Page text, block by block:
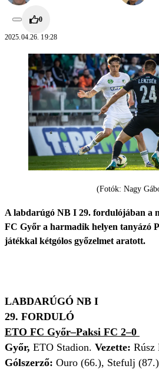
0
2025.04.26. 19:28
(Fotók: Nagy
A labdarúgó NB I 29. fordulójában a
FC Győr a harmadik helyen tanyázó
játékkal kétgólos győzelmet aratott.
LABDARÚGÓ NB I
29. FORDULÓ
ETO FC Győr–Paksi FC 2–0
Győr, ETO Stadion. Vezette: Rúsz
Gólszerző: Ouro (66.), Stefulj (87.)